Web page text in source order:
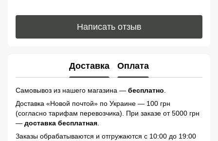
Написать отзыв
Доставка Оплата
Самовывоз из нашего магазина — бесплатно
Доставка «Новой почтой» по Украине — 100 грн
(согласно тарифам перевозчика). При заказе от 5000 грн
— доставка бесплатная
Заказы обрабатываются и отгружаются с 10:00 до 19:00